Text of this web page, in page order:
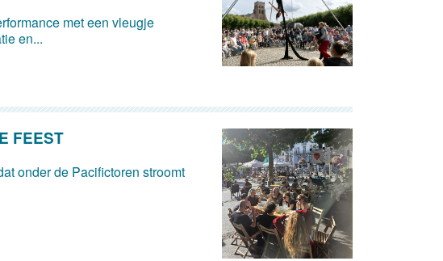
met een vleugje
en...
FEEST
onder de Pacifictoren stroomt